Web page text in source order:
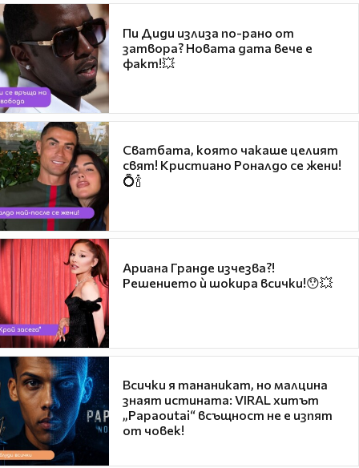
Пи Диди излиза по-рано от
затвора? Новата дата вече е
факт!💥
Сватбата, която чакаше целият
свят! Кристиано Роналдо се жени!
💍🍾
Ариана Гранде изчезва?!
Решението ѝ шокира всички!😯💥
Всички я тананикат, но малцина
знаят истината: VIRAL хитът
„Papaoutai“ всъщност не е изпят
от човек!